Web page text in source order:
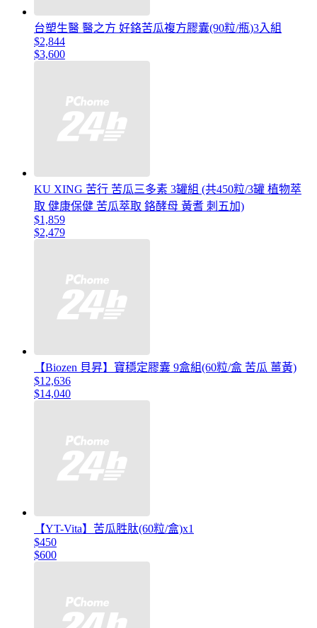
台塑生醫 醫之方 好鉻苦瓜複方膠囊(90粒/瓶)3入組
$2,844
$3,600
KU XING 苦行 苦瓜三多素 3罐組 (共450粒/3罐 植物萃
取 健康保健 苦瓜萃取 鉻酵母 黃耆 刺五加)
$1,859
$2,479
【Biozen 貝昇】寶穩定膠囊 9盒組(60粒/盒 苦瓜 薑黃)
$12,636
$14,040
【YT-Vita】苦瓜胜肽(60粒/盒)x1
$450
$600